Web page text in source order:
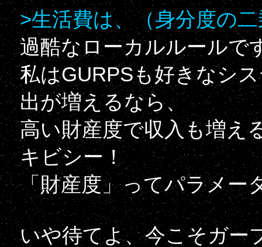
>生活費は、（身分度の
過酷なローカルルールで
私はGURPSも好きなシ
出が増えるなら、
高い財産度で収入も増え
キビシー！
「財産度」ってパラメー
いや待てよ、今こそガー